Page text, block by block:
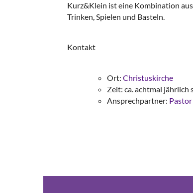
Kurz&Klein ist eine Kombination
Trinken, Spielen und Basteln.
Kontakt
Ort: Christuskirche
Zeit: ca. achtmal jährlich
Ansprechpartner: